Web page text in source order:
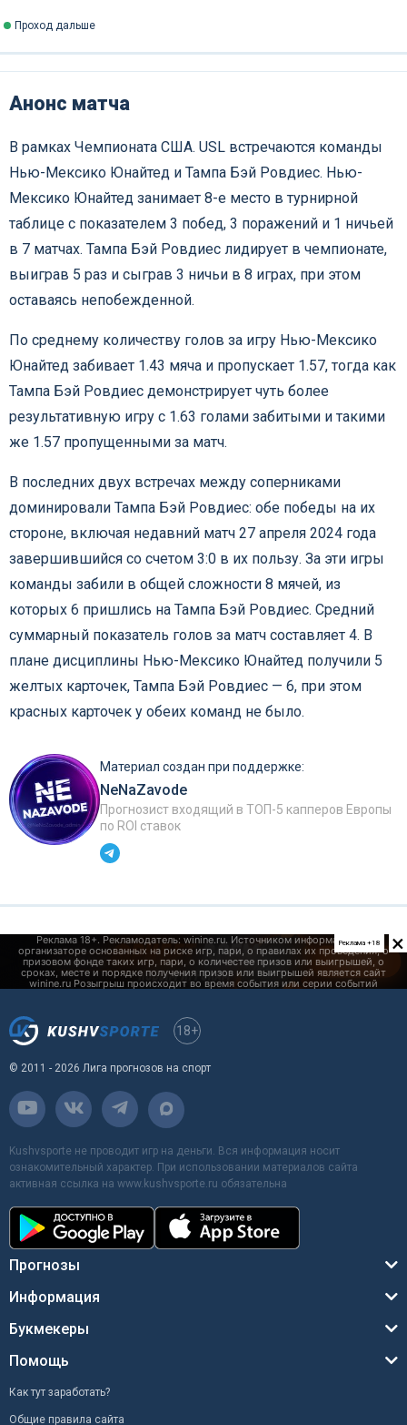
Проход дальше
Анонс матча
В рамках Чемпионата США. USL встречаются команды
Нью-Мексико Юнайтед и Тампа Бэй Ровдиес. Нью-
Мексико Юнайтед занимает 8-е место в турнирной
таблице с показателем 3 побед, 3 поражений и 1 ничьей
в 7 матчах. Тампа Бэй Ровдиес лидирует в чемпионате,
выиграв 5 раз и сыграв 3 ничьи в 8 играх, при этом
оставаясь непобежденной.
По среднему количеству голов за игру Нью-Мексико
Юнайтед забивает 1.43 мяча и пропускает 1.57, тогда как
Тампа Бэй Ровдиес демонстрирует чуть более
результативную игру с 1.63 голами забитыми и такими
же 1.57 пропущенными за матч.
В последних двух встречах между соперниками
доминировали Тампа Бэй Ровдиес: обе победы на их
стороне, включая недавний матч 27 апреля 2024 года
завершившийся со счетом 3:0 в их пользу. За эти игры
команды забили в общей сложности 8 мячей, из
которых 6 пришлись на Тампа Бэй Ровдиес. Средний
суммарный показатель голов за матч составляет 4. В
плане дисциплины Нью-Мексико Юнайтед получили 5
желтых карточек, Тампа Бэй Ровдиес — 6, при этом
красных карточек у обеих команд не было.
Материал создан при поддержке:
NeNaZavode
Прогнозист входящий в ТОП-5 капперов Европы
по ROI ставок
×
Реклама +18
18+
© 2011 - 2026 Лига прогнозов на спорт
Kushvsporte не проводит игр на деньги. Вся информация носит
ознакомительный характер. При использовании материалов сайта
активная ссылка на www.kushvsporte.ru обязательна
Прогнозы
Информация
Букмекеры
Помощь
Как тут заработать?
Общие правила сайта